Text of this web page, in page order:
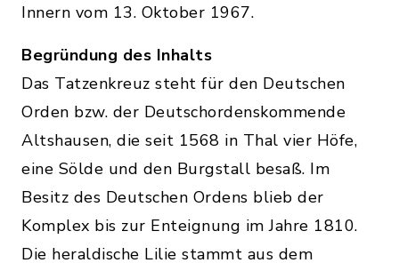
Innern vom 13. Oktober 1967.
Begründung des Inhalts
Das Tatzenkreuz steht für den Deutschen
Orden bzw. der Deutschordenskommende
Altshausen, die seit 1568 in Thal vier Höfe,
eine Sölde und den Burgstall besaß. Im
Besitz des Deutschen Ordens blieb der
Komplex bis zur Enteignung im Jahre 1810.
Die heraldische Lilie stammt aus dem